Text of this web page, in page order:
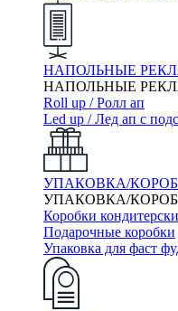
НАПОЛЬНЫЕ
НАПОЛЬНЫЕ
Roll up / Ролл ап
Led up / Лед ап с
УПАКОВКА/
УПАКОВКА/
Коробки
Подарочные коробки
Упаковка для фаст